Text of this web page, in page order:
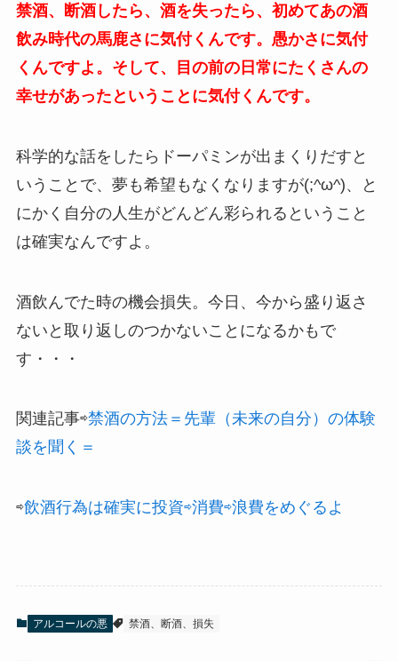
禁酒、断酒したら、酒を失ったら、初めてあの酒
飲み時代の馬鹿さに気付くんです。愚かさに気付
くんですよ。そして、目の前の日常にたくさんの
幸せがあったということに気付くんです。
科学的な話をしたらドーパミンが出まくりだすと
いうことで、夢も希望もなくなりますが(;^ω^)、と
にかく自分の人生がどんどん彩られるということ
は確実なんですよ。
酒飲んでた時の機会損失。今日、今から盛り返さ
ないと取り返しのつかないことになるかもで
す・・・
関連記事⇨禁酒の方法＝先輩（未来の自分）の体験
談を聞く＝
⇨飲酒行為は確実に投資⇨消費⇨浪費をめぐるよ
アルコールの悪 禁酒、断酒、損失